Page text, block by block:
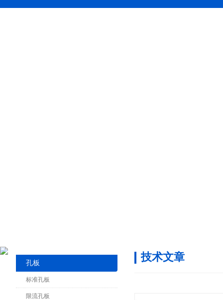
孔板
标准孔板
限流孔板
技术文章